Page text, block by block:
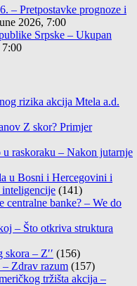
– Pretpostavke prognoze i
2026, 7:00
Srpske – Ukupan
7:00
rizika akcija Mtela a.d.
Z skor? Primjer
raskoraku – Nakon jutarnje
u Bosni i Hercegovini i
(141)
banke? – We do
– Što otkriva struktura
– Z′′ (156)
Zdrav razum (157)
tržišta akcija –